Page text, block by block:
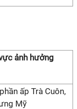
ảnh hưởng
ấp Trà Cuôn,
Mỹ